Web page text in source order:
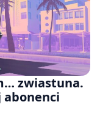
zwiastuna.
abonenci